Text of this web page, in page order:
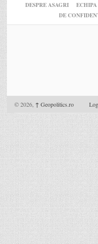
DESPRE ASAGRI
DE
© 2026, ↑ Geopolitics.ro